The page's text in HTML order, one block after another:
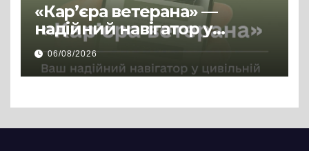
«Кар’єра ветерана» —
надійний навігатор у
цивільній професії
06/08/2026